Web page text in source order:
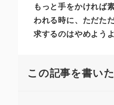
もっと手をかければ
われる時に、ただた
求するのはやめようよ
この記事を書い